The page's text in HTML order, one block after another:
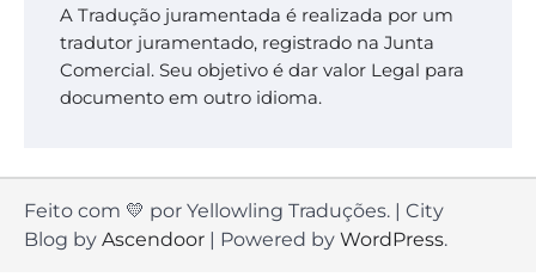
A Tradução juramentada é realizada por um
tradutor juramentado, registrado na Junta
Comercial. Seu objetivo é dar valor Legal para
documento em outro idioma.
Feito com 💛 por Yellowling Traduções. | City
Blog by Ascendoor | Powered by WordPress.